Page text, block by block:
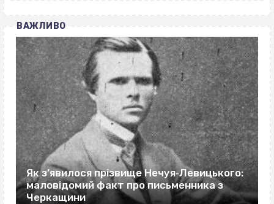
ВАЖЛИВО
Як з’явилося прізвище Нечуя‐Левицького:
маловідомий факт про письменника з
Черкащини